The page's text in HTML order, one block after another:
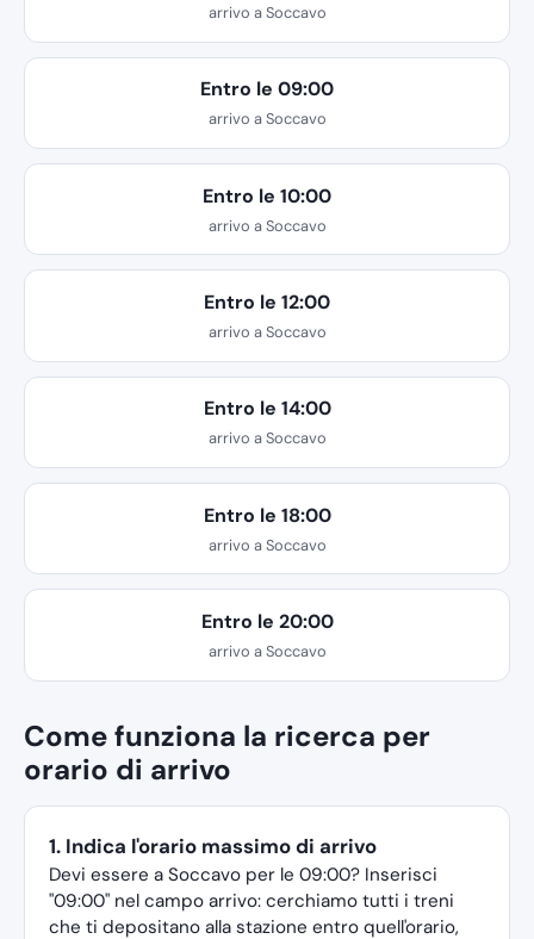
arrivo a Soccavo
Entro le 09:00
arrivo a Soccavo
Entro le 10:00
arrivo a Soccavo
Entro le 12:00
arrivo a Soccavo
Entro le 14:00
arrivo a Soccavo
Entro le 18:00
arrivo a Soccavo
Entro le 20:00
arrivo a Soccavo
Come funziona la ricerca per
orario di arrivo
1. Indica l'orario massimo di arrivo
Devi essere a Soccavo per le 09:00? Inserisci
"09:00" nel campo arrivo: cerchiamo tutti i treni
che ti depositano alla stazione entro quell'orario,